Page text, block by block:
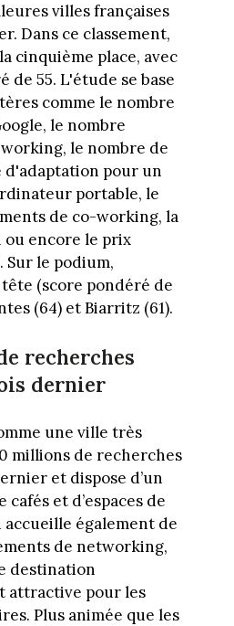
villes françaises
Dans ce classement,
cinquième place, avec
de 55. L'étude se base
comme le nombre
le nombre
le nombre de
d'adaptation pour un
portable, le
de co-working, la
encore le prix
Sur le podium,
(score pondéré de
(64) et Biarritz (61).
recherches
dernier
une ville très
millions de recherches
et dispose d’un
et d’espaces de
également de
de networking,
destination
attractive pour les
Plus animée que les